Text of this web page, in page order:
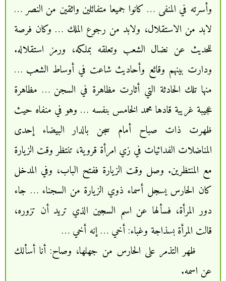
وأسرته في المنفى … كانوا جميعا متفائلين واثقين من النصر …
لابد من الاستقلال، ولابد من رجوع الملك … وكان فرصة
للحديث عن نضال الشعب وتعلقه بملكه، ورمز استقلاله.
ودارت بينهم وقائع وأحاديث شاعت في أوساط الشعب …
منها تلك الحادثة التي أثارت مظاهرة في السجن … مظاهرة
عجيبة غريبة قادها محمد الخامس بنفسه … وهو في منفاه حيث
ظهرت ذات صباح أمام سجن بالدار البيضاء إحدى
المناضلات الفدائيات في زي امرأة قروية، تنتظر وقت الزيارة
مع المنتظرين. وصل وقت الزيارة ففتح الباب، وفي المدخل
كان الحارس يسجل أسماء ذوي الزيارة من السجناء … جاء
دور المرأة، فسألها عن اسم السجين الذي تريد أن تزوره،
قالت المرأة بسذاجة وغباء: أخي … إنه أخي …
ظهر التذمر على الحارس من جهلها، وصاح: أنا أسألك
عن اسمه.